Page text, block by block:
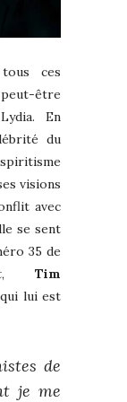
ces
être
En
du
visions
avec
se sent
35 de
, Tim
lui est
de
je me